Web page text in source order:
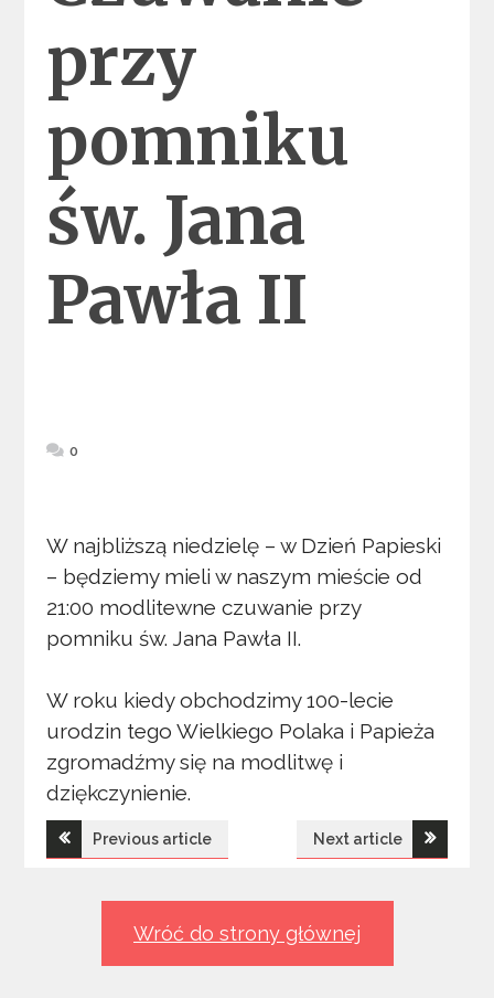
przy
pomniku
św. Jana
Pawła II
0
W najbliższą niedzielę – w Dzień Papieski
– będziemy mieli w naszym mieście od
21:00 modlitewne czuwanie przy
pomniku św. Jana Pawła II.
W roku kiedy obchodzimy 100-lecie
urodzin tego Wielkiego Polaka i Papieża
zgromadźmy się na modlitwę i
dziękczynienie.
Nawigacja
Previous article Next article
Wróć do strony głównej